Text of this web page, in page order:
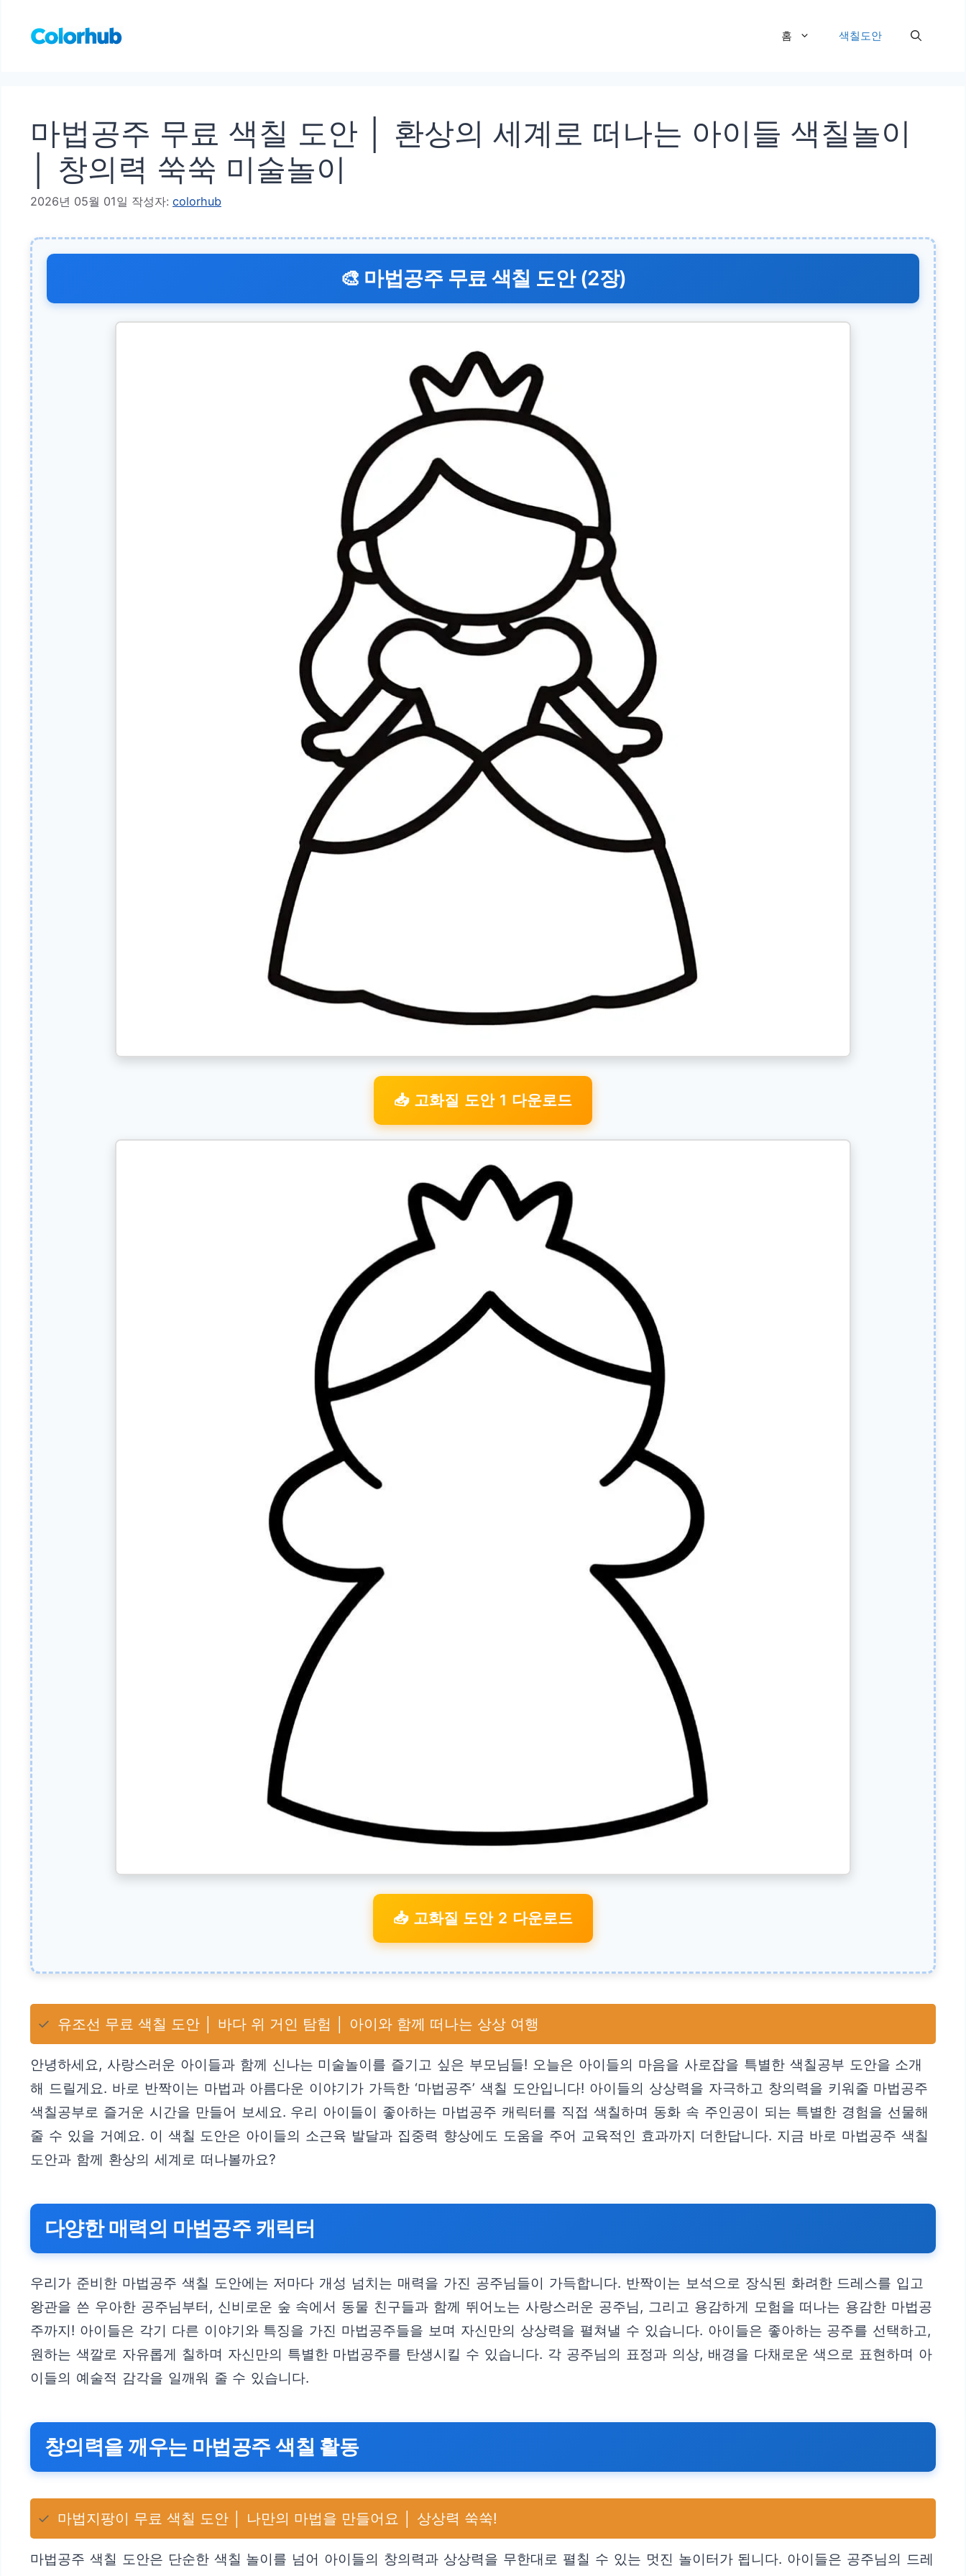
홈 색칠도안
마법공주 무료 색칠 도안 │ 환상의 세계로 떠나는 아이들 색칠놀이
│ 창의력 쑥쑥 미술놀이
2026년 05월 01일 작성자: colorhub
🎨 마법공주 무료 색칠 도안 (2장)
📥 고화질 도안 1 다운로드
📥 고화질 도안 2 다운로드
✓ 유조선 무료 색칠 도안 │ 바다 위 거인 탐험 │ 아이와 함께 떠나는 상상 여행
안녕하세요, 사랑스러운 아이들과 함께 신나는 미술놀이를 즐기고 싶은 부모님들! 오늘은 아이들의 마음을 사로잡을 특별한 색칠공부 도안을 소개
해 드릴게요. 바로 반짝이는 마법과 아름다운 이야기가 가득한 ‘마법공주’ 색칠 도안입니다! 아이들의 상상력을 자극하고 창의력을 키워줄 마법공주
색칠공부로 즐거운 시간을 만들어 보세요. 우리 아이들이 좋아하는 마법공주 캐릭터를 직접 색칠하며 동화 속 주인공이 되는 특별한 경험을 선물해
줄 수 있을 거예요. 이 색칠 도안은 아이들의 소근육 발달과 집중력 향상에도 도움을 주어 교육적인 효과까지 더한답니다. 지금 바로 마법공주 색칠
도안과 함께 환상의 세계로 떠나볼까요?
다양한 매력의 마법공주 캐릭터
우리가 준비한 마법공주 색칠 도안에는 저마다 개성 넘치는 매력을 가진 공주님들이 가득합니다. 반짝이는 보석으로 장식된 화려한 드레스를 입고
왕관을 쓴 우아한 공주님부터, 신비로운 숲 속에서 동물 친구들과 함께 뛰어노는 사랑스러운 공주님, 그리고 용감하게 모험을 떠나는 용감한 마법공
주까지! 아이들은 각기 다른 이야기와 특징을 가진 마법공주들을 보며 자신만의 상상력을 펼쳐낼 수 있습니다. 아이들은 좋아하는 공주를 선택하고,
원하는 색깔로 자유롭게 칠하며 자신만의 특별한 마법공주를 탄생시킬 수 있습니다. 각 공주님의 표정과 의상, 배경을 다채로운 색으로 표현하며 아
이들의 예술적 감각을 일깨워 줄 수 있습니다.
창의력을 깨우는 마법공주 색칠 활동
✓ 마법지팡이 무료 색칠 도안 │ 나만의 마법을 만들어요 │ 상상력 쑥쑥!
마법공주 색칠 도안은 단순한 색칠 놀이를 넘어 아이들의 창의력과 상상력을 무한대로 펼칠 수 있는 멋진 놀이터가 됩니다. 아이들은 공주님의 드레